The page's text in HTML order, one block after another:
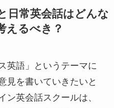
日常英会話はどんな
るべき？
英語」というテーマに
見を書いていきたいと
ン英会話スクールは、